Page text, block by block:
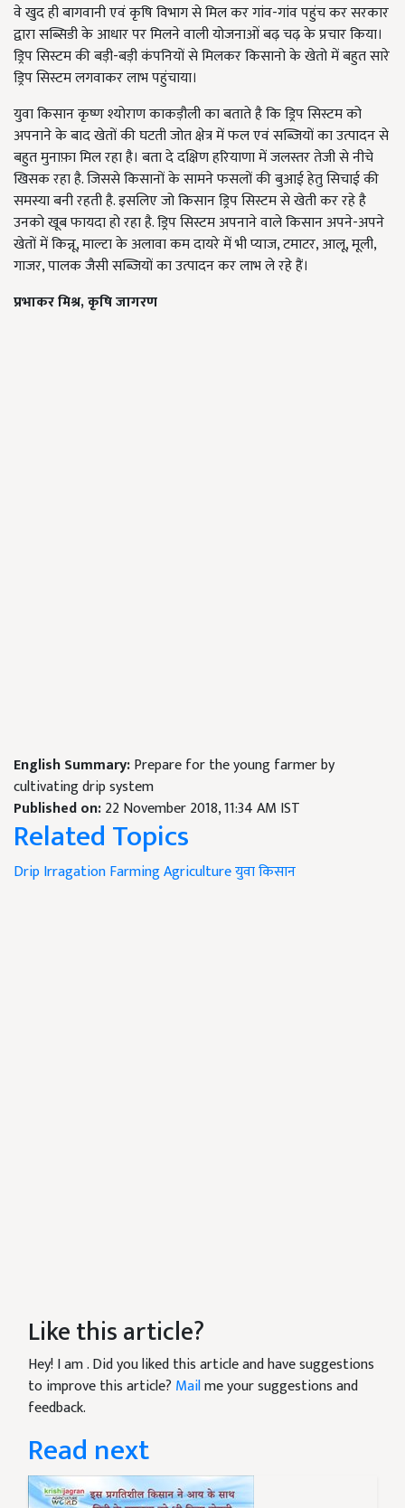
वे खुद ही बागवानी एवं कृषि विभाग से मिल कर गांव-गांव पहुंच कर सरकार
द्वारा सब्सिडी के आधार पर मिलने वाली योजनाओं बढ़ चढ़ के प्रचार किया।
ड्रिप सिस्टम की बड़ी-बड़ी कंपनियों से मिलकर किसानो के खेतो में बहुत सारे
ड्रिप सिस्टम लगवाकर लाभ पहुंचाया।
युवा किसान कृष्ण श्योराण काकड़ौली का बताते है कि ड्रिप सिस्टम को
अपनाने के बाद खेतों की घटती जोत क्षेत्र में फल एवं सब्जियों का उत्पादन से
बहुत मुनाफ़ा मिल रहा है। बता दे दक्षिण हरियाणा में जलस्तर तेजी से नीचे
खिसक रहा है. जिससे किसानों के सामने फसलों की बुआई हेतु सिचाई की
समस्या बनी रहती है. इसलिए जो किसान ड्रिप सिस्टम से खेती कर रहे है
उनको खूब फायदा हो रहा है. ड्रिप सिस्टम अपनाने वाले किसान अपने-अपने
खेतों में किन्नू, माल्टा के अलावा कम दायरे में भी प्याज, टमाटर, आलू, मूली,
गाजर, पालक जैसी सब्जियों का उत्पादन कर लाभ ले रहे हैं।
प्रभाकर मिश्र, कृषि जागरण
English Summary:Prepare for the young farmer by
cultivating drip system
Published on:22 November 2018, 11:34 AM IST
Related Topics
Drip IrragationFarmingAgricultureयुवा किसान
Like this article?
Hey! I am. Did you liked this article and have suggestions
to improve this article? Mailme your suggestions and
feedback.
Read next